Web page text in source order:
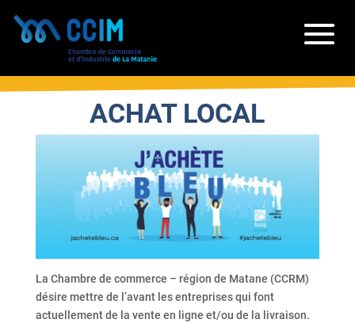
ACHAT LOCAL
La Chambre de commerce – région de Matane (CCRM)
désire mettre de l’avant les entreprises qui font
actuellement de la vente en ligne et/ou de la livraison.